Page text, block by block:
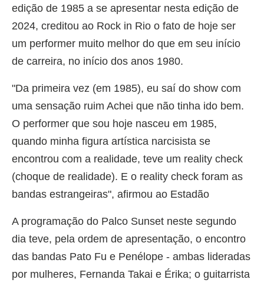
edição de 1985 a se apresentar nesta edição de
2024, creditou ao Rock in Rio o fato de hoje ser
um performer muito melhor do que em seu início
de carreira, no início dos anos 1980.
"Da primeira vez (em 1985), eu saí do show com
uma sensação ruim Achei que não tinha ido bem.
O performer que sou hoje nasceu em 1985,
quando minha figura artística narcisista se
encontrou com a realidade, teve um reality check
(choque de realidade). E o reality check foram as
bandas estrangeiras", afirmou ao Estadão
A programação do Palco Sunset neste segundo
dia teve, pela ordem de apresentação, o encontro
das bandas Pato Fu e Penélope - ambas lideradas
por mulheres, Fernanda Takai e Érika; o guitarrista